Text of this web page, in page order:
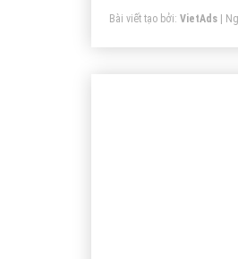
Bài viết tạo bởi: VietAds |